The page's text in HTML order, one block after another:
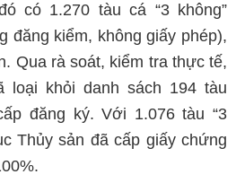
có 1.270 tàu cá “3 không”
đăng kiểm, không giấy phép),
Qua rà soát, kiểm tra thực tế,
loại khỏi danh sách 194 tàu
đăng ký. Với 1.076 tàu “3
Thủy sản đã cấp giấy chứng